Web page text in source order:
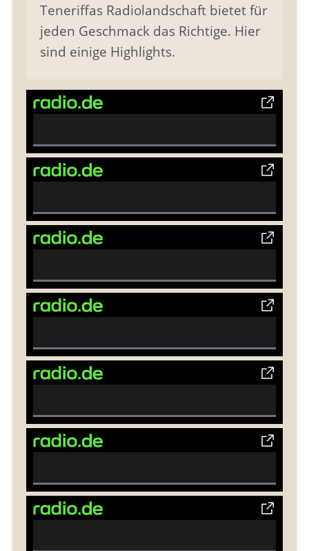
Teneriffas Radiolandschaft bietet für
jeden Geschmack das Richtige. Hier
sind einige Highlights.
0%
Complete
0%
Complete
0%
Complete
0%
Complete
0%
Complete
0%
Complete